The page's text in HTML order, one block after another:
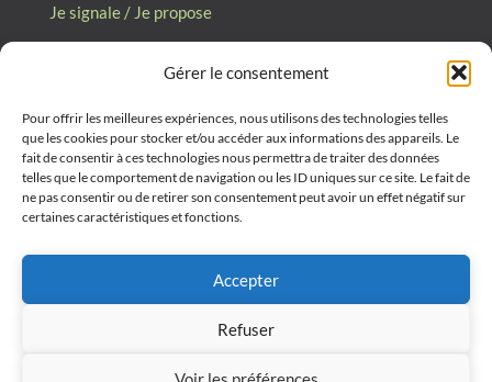
Gérer le consentement
Pour offrir les meilleures expériences, nous utilisons des technologies telles
que les cookies pour stocker et/ou accéder aux informations des appareils. Le
fait de consentir à ces technologies nous permettra de traiter des données
telles que le comportement de navigation ou les ID uniques sur ce site. Le fait de
ne pas consentir ou de retirer son consentement peut avoir un effet négatif sur
certaines caractéristiques et fonctions.
Accepter
Refuser
Je signale / Je propose
Collectif des Usagers de la Bicyclette
Place du Général de Gaulle,
27000 Evreux